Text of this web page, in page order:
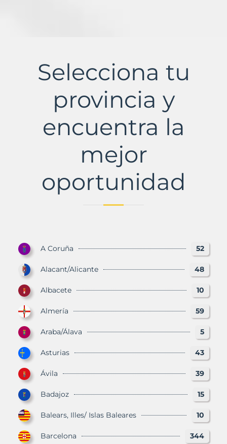
MurbalandsSelecciona tu
provincia y
encuentra la
mejor
oportunidad
A Coruña 52
Alacant/Alicante 48
Albacete 10
Almería 59
Araba/Álava 5
Asturias 43
Ávila 39
Badajoz 15
Balears, Illes/ Islas Baleares 10
Barcelona 344